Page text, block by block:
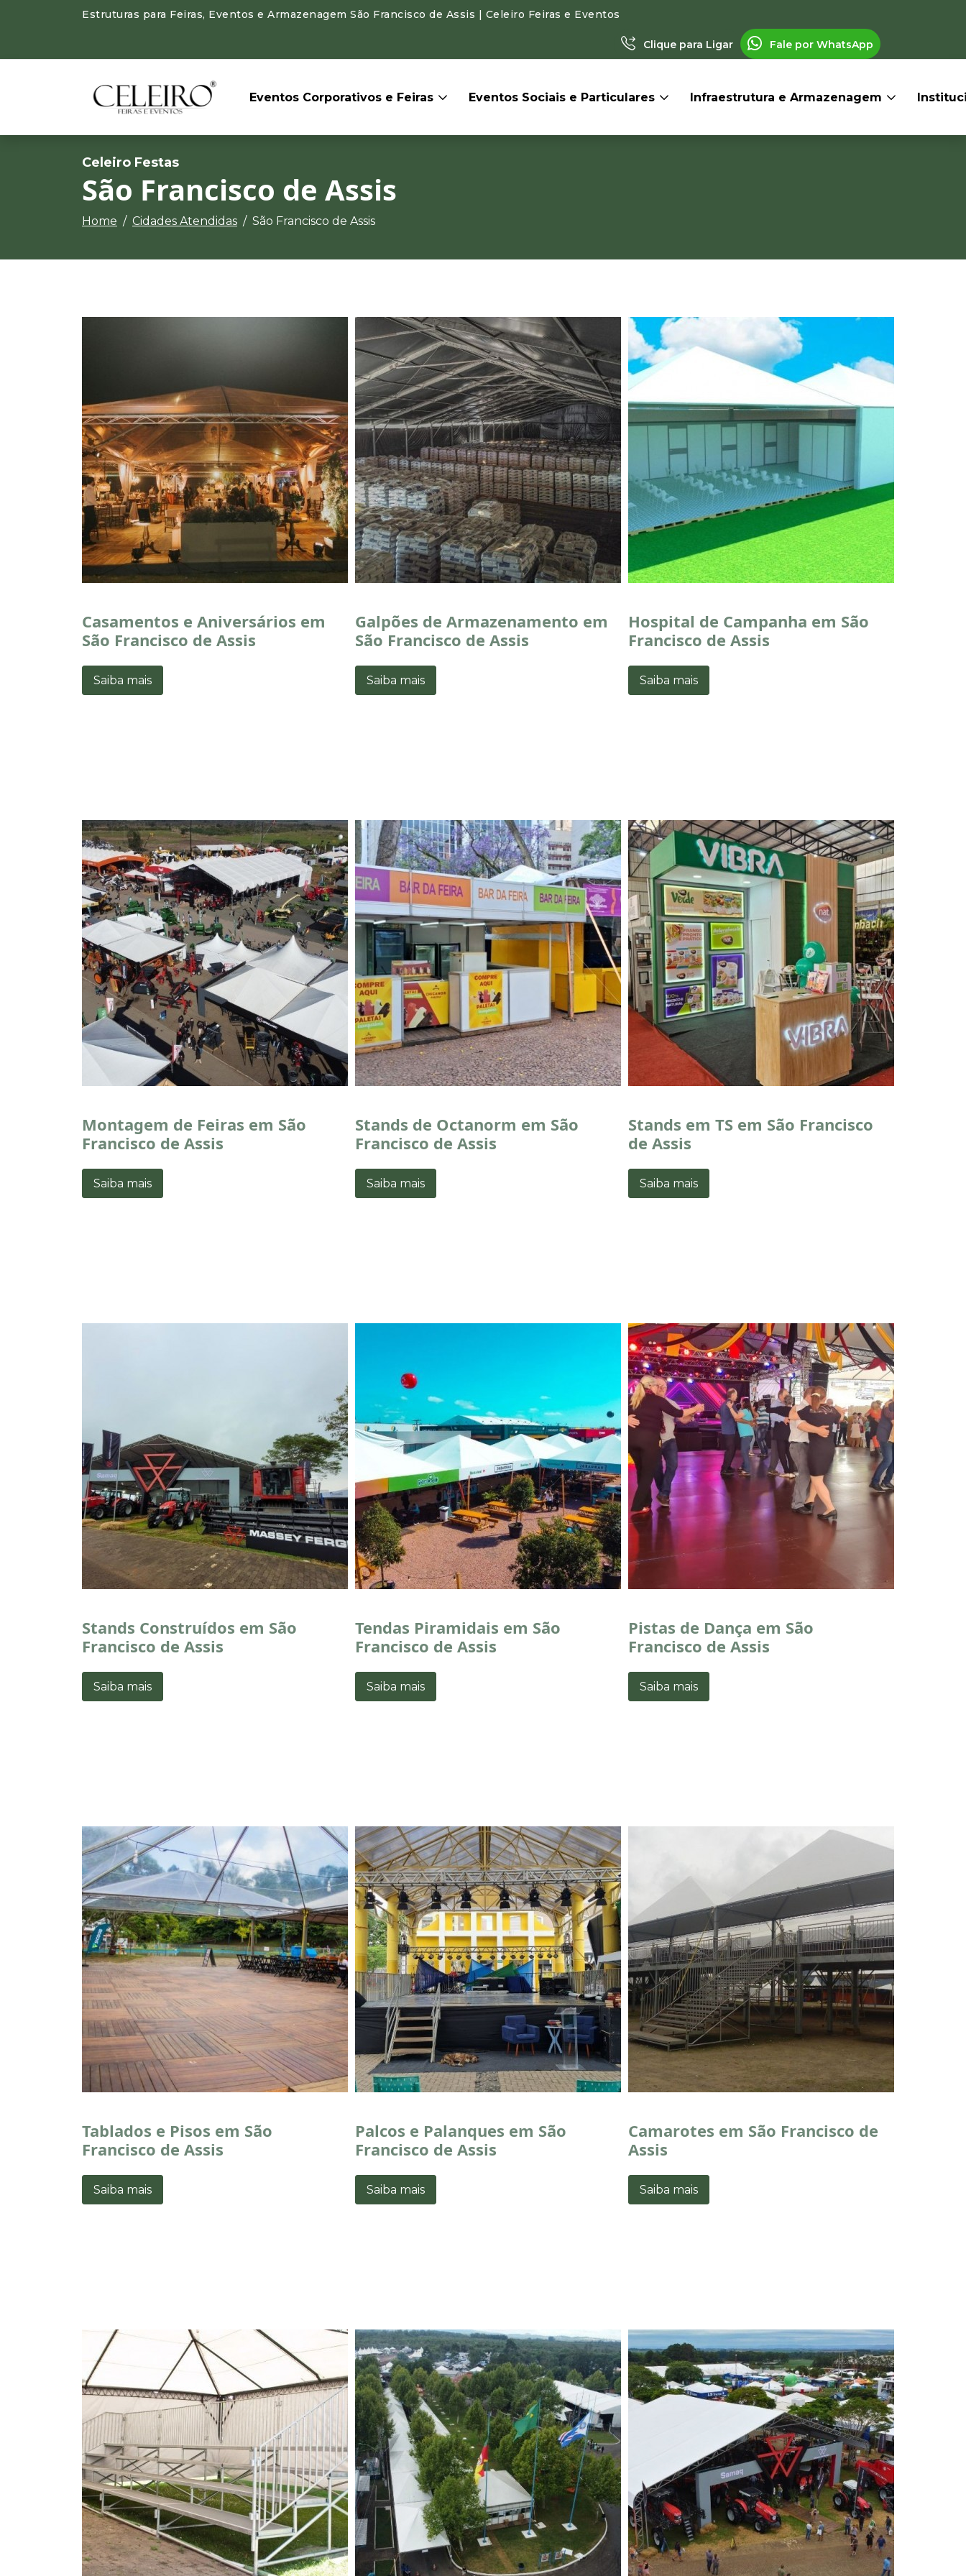
Estruturas para Feiras, Eventos e Armazenagem São Francisco de Assis | Celeiro Feiras e Eventos
Clique para Ligar Fale por WhatsApp
Eventos Corporativos e Feiras Eventos Sociais e Particulares Infraestrutura e Armazenagem
Celeiro Festas
São Francisco de Assis
Home Cidades Atendidas São Francisco de Assis
Casamentos e Aniversários em
São Francisco de Assis
Saiba mais
Galpões de Armazenamento em
São Francisco de Assis
Saiba mais
Hospital de Campanha em São
Francisco de Assis
Saiba mais
Montagem de Feiras em São
Francisco de Assis
Saiba mais
Stands de Octanorm em São
Francisco de Assis
Saiba mais
Stands em TS em São Francisco
de Assis
Saiba mais
Stands Construídos em São
Francisco de Assis
Saiba mais
Tendas Piramidais em São
Francisco de Assis
Saiba mais
Pistas de Dança em São
Francisco de Assis
Saiba mais
Tablados e Pisos em São
Francisco de Assis
Saiba mais
Palcos e Palanques em São
Francisco de Assis
Saiba mais
Camarotes em São Francisco de
Assis
Saiba mais